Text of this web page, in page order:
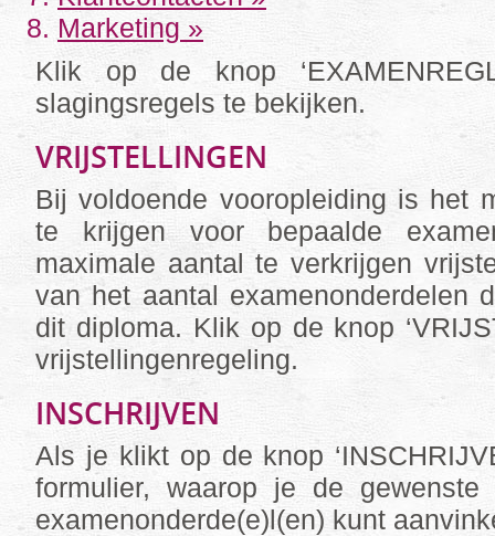
Marketing »
Klik op de knop
slagingsregels te bekijken.
VRIJSTELLINGEN
Bij voldoende vooropleiding is het
te krijgen voor bepaalde
maximale aantal te verkrijgen
van het aantal examenonderdelen
dit diploma. Klik op de knop
vrijstellingenregeling.
INSCHRIJVEN
Als je klikt op de knop
formulier, waarop je de
examenonderde(e)l(en) kunt